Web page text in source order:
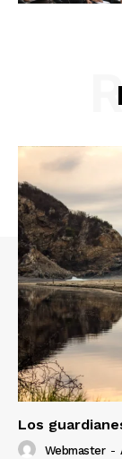
Los
Webmaster -